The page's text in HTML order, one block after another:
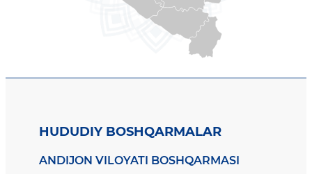
HUDUDIY BOSHQARMALAR
ANDIJON VILOYATI BOSHQARMASI